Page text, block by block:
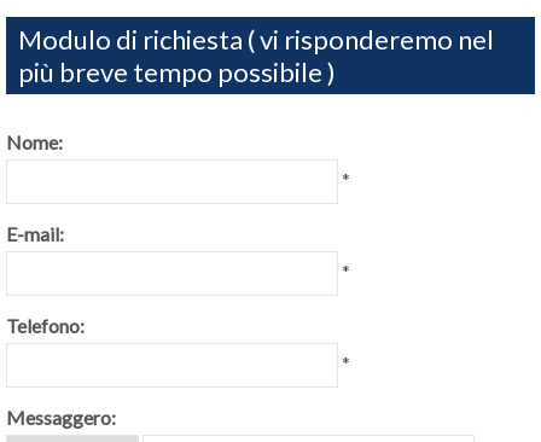
Modulo di richiesta ( vi risponderemo nel
più breve tempo possibile )
Nome:
*
E-mail:
*
Telefono:
*
Messaggero: